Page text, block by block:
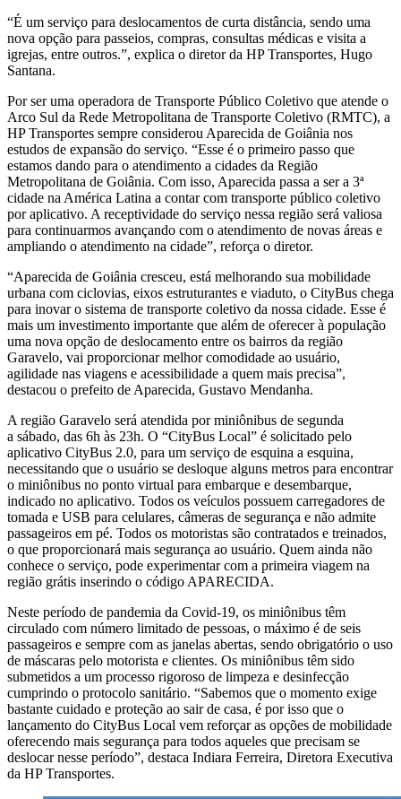
“É um serviço para deslocamentos de curta distância, sendo uma
nova opção para passeios, compras, consultas médicas e visita a
igrejas, entre outros.”, explica o diretor da HP Transportes, Hugo
Santana.
Por ser uma operadora de Transporte Público Coletivo que atende o
Arco Sul da Rede Metropolitana de Transporte Coletivo (RMTC), a
HP Transportes sempre considerou Aparecida de Goiânia nos
estudos de expansão do serviço. “Esse é o primeiro passo que
estamos dando para o atendimento a cidades da Região
Metropolitana de Goiânia. Com isso, Aparecida passa a ser a 3ª
cidade na América Latina a contar com transporte público coletivo
por aplicativo. A receptividade do serviço nessa região será valiosa
para continuarmos avançando com o atendimento de novas áreas e
ampliando o atendimento na cidade”, reforça o diretor.
“Aparecida de Goiânia cresceu, está melhorando sua mobilidade
urbana com ciclovias, eixos estruturantes e viaduto, o CityBus chega
para inovar o sistema de transporte coletivo da nossa cidade. Esse é
mais um investimento importante que além de oferecer à população
uma nova opção de deslocamento entre os bairros da região
Garavelo, vai proporcionar melhor comodidade ao usuário,
agilidade nas viagens e acessibilidade a quem mais precisa”,
destacou o prefeito de Aparecida, Gustavo Mendanha.
A região Garavelo será atendida por miniônibus de segunda
a sábado, das 6h às 23h. O “CityBus Local” é solicitado pelo
aplicativo CityBus 2.0, para um serviço de esquina a esquina,
necessitando que o usuário se desloque alguns metros para encontrar
o miniônibus no ponto virtual para embarque e desembarque,
indicado no aplicativo. Todos os veículos possuem carregadores de
tomada e USB para celulares, câmeras de segurança e não admite
passageiros em pé. Todos os motoristas são contratados e treinados,
o que proporcionará mais segurança ao usuário. Quem ainda não
conhece o serviço, pode experimentar com a primeira viagem na
região grátis inserindo o código APARECIDA.
Neste período de pandemia da Covid-19, os miniônibus têm
circulado com número limitado de pessoas, o máximo é de seis
passageiros e sempre com as janelas abertas, sendo obrigatório o uso
de máscaras pelo motorista e clientes. Os miniônibus têm sido
submetidos a um processo rigoroso de limpeza e desinfecção
cumprindo o protocolo sanitário. “Sabemos que o momento exige
bastante cuidado e proteção ao sair de casa, é por isso que o
lançamento do CityBus Local vem reforçar as opções de mobilidade
oferecendo mais segurança para todos aqueles que precisam se
deslocar nesse período”, destaca Indiara Ferreira, Diretora Executiva
da HP Transportes.